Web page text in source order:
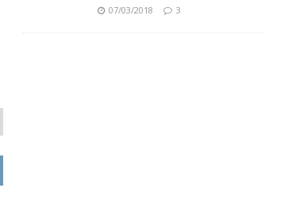
07/03/2018 3